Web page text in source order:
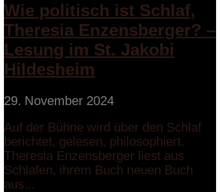
Wie politisch ist Schlaf,
Theresia Enzensberger? –
Lesung im St. Jakobi
Hildesheim
29. November 2024
Auf der Bühne wird über den Schlaf
berichtet, gelesen, philosophiert.
Theresia Enzensberger liest aus
Schlafen, ihrem Buch neuen Buch
aus...